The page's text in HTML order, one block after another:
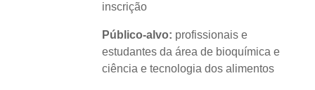
inscrição
Público-alvo: profissionais e
estudantes da área de bioquímica e
ciência e tecnologia dos alimentos